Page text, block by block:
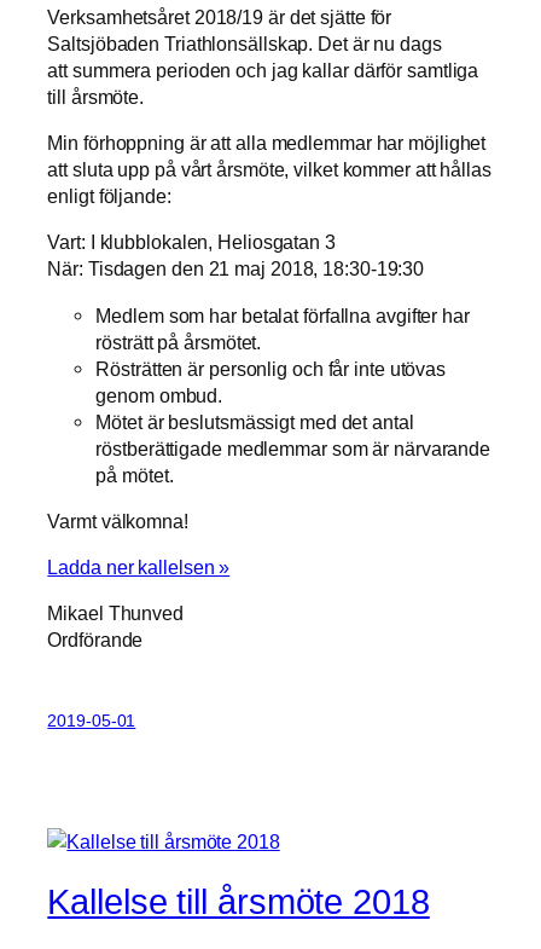
Verksamhetsåret 2018/19 är det sjätte för
Saltsjöbaden Triathlonsällskap. Det är nu dags
att summera perioden och jag kallar därför samtliga
till årsmöte.
Min förhoppning är att alla medlemmar har möjlighet
att sluta upp på vårt årsmöte, vilket kommer att hållas
enligt följande:
Vart: I klubblokalen, Heliosgatan 3
När: Tisdagen den 21 maj 2018, 18:30-19:30
Medlem som har betalat förfallna avgifter har
rösträtt på årsmötet.
Rösträtten är personlig och får inte utövas
genom ombud.
Mötet är beslutsmässigt med det antal
röstberättigade medlemmar som är närvarande
på mötet.
Varmt välkomna!
Ladda ner kallelsen »
Mikael Thunved
Ordförande
2019-05-01
Kallelse till årsmöte 2018
du surfar ökar
du chansen att
få se personligt
anpassat
innehåll och